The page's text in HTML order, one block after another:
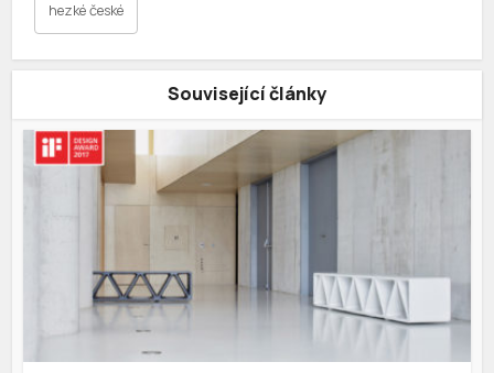
hezké české
Související články